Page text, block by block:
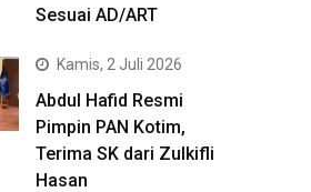
Sesuai AD/ART
Kamis, 2 Juli 2026
Abdul Hafid Resmi
Pimpin PAN Kotim,
Terima SK dari Zulkifli
Hasan